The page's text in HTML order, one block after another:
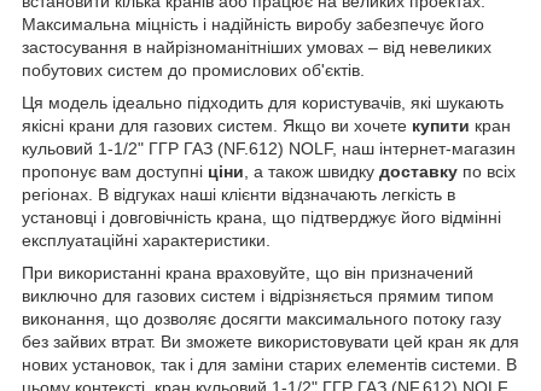
Максимальна міцність і надійність виробу забезпечує його
застосування в найрізноманітніших умовах – від невеликих
побутових систем до промислових об'єктів.
Ця модель ідеально підходить для користувачів, які шукають
якісні крани для газових систем. Якщо ви хочете купити кран
кульовий 1-1/2" ГГР ГАЗ (NF.612) NOLF, наш інтернет-магазин
пропонує вам доступні ціни, а також швидку доставку по всіх
регіонах. В відгуках наші клієнти відзначають легкість в
установці і довговічність крана, що підтверджує його відмінні
експлуатаційні характеристики.
При використанні крана враховуйте, що він призначений
виключно для газових систем і відрізняється прямим типом
виконання, що дозволяє досягти максимального потоку газу
без зайвих втрат. Ви зможете використовувати цей кран як для
нових установок, так і для заміни старих елементів системи. В